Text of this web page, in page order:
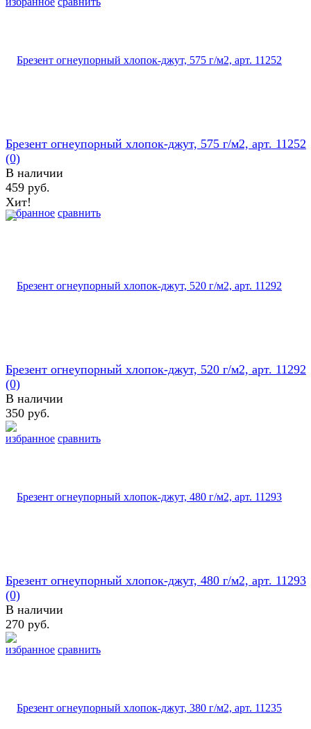
избранное сравнить
Брезент огнеупорный хлопок-джут, 575 г/м2, арт. 11252
(0)
В наличии
459 руб.
Хит!
избранное сравнить
Брезент огнеупорный хлопок-джут, 520 г/м2, арт. 11292
(0)
В наличии
350 руб.
избранное сравнить
Брезент огнеупорный хлопок-джут, 480 г/м2, арт. 11293
(0)
В наличии
270 руб.